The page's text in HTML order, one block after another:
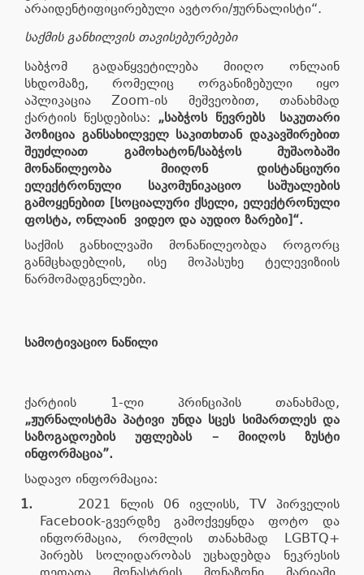
არაიდენტიფიცირებული ავტორი/ჟურნალისტი“.
საქმის განხილვის თავისებურებები
საბჭომ გადაწყვეტილება მიიღო ონლაინ
სხდომაზე, რომელიც ორგანიზებული იყო
აპლიკაცია Zoom-ის მეშვეობით, თანახმად
ქარტიის წესდებისა: „საბჭოს წევრებს საკუთარი
პოზიცია განსახილველ საკითხთან დაკავშირებით
შეუძლიათ გამოხატონ/საბჭოს მუშაობაში
მონაწილეობა მიიღონ დისტანციური
ელექტრონული საკომუნიკაციო საშუალების
გამოყენებით [სოციალური ქსელი, ელექტრონული
ფოსტა, ონლაინ ვიდეო და აუდიო ზარები]“.
საქმის განხილვაში მონაწილეობდა როგორც
განმცხადებლის, ისე მოპასუხე ტელევიზიის
წარმომადგენლები.
სამოტივაციო ნაწილი
ქარტიის 1-ლი პრინციპის თანახმად,
„ჟურნალისტმა პატივი უნდა სცეს სიმართლეს და
საზოგადოების უფლებას – მიიღოს ზუსტი
ინფორმაცია”.
სადავო ინფორმაცია:
1.
2021 წლის 06 ივლისს, TV პირველის
Facebook-გვერდზე გამოქვეყნდა ფოტო და
ინფორმაცია, რომლის თანახმად LGBTQ+
პირებს სოლიდარობას უცხადებდა ნეკრესის